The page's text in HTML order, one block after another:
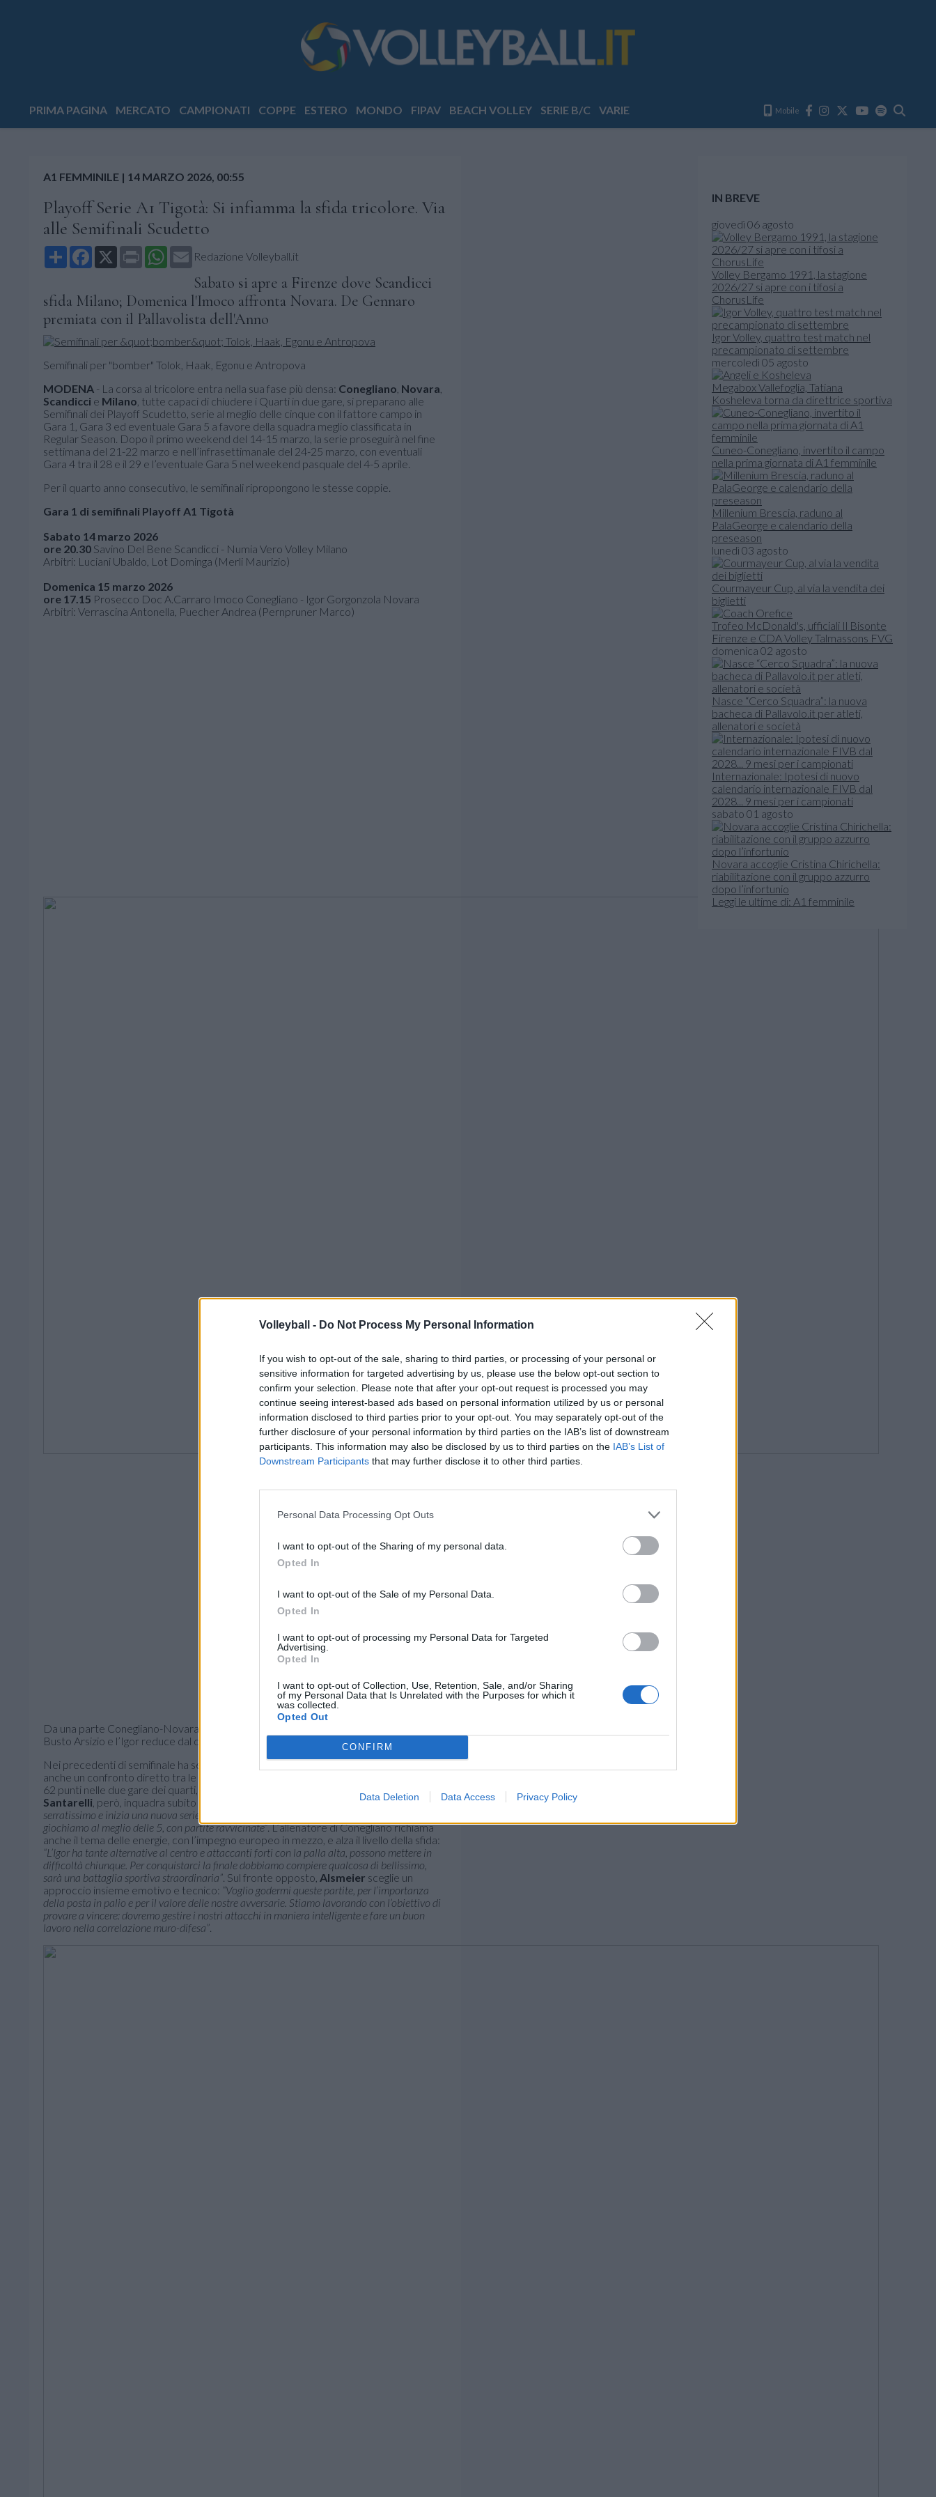
Volleyball - Do Not Process My Personal Information
If you wish to opt-out of the sale, sharing to third parties, or processing of your personal or
sensitive information for targeted advertising by us, please use the below opt-out section to
confirm your selection. Please note that after your opt-out request is processed you may
continue seeing interest-based ads based on personal information utilized by us or personal
information disclosed to third parties prior to your opt-out. You may separately opt-out of the
further disclosure of your personal information by third parties on the IAB’s list of downstream
participants. This information may also be disclosed by us to third parties on the IAB’s List of
Downstream Participants that may further disclose it to other third parties.
Personal Data Processing Opt Outs
I want to opt-out of the Sharing of my personal data.
Opted In
I want to opt-out of the Sale of my Personal Data.
Opted In
I want to opt-out of processing my Personal Data for Targeted
Advertising.
Opted In
I want to opt-out of Collection, Use, Retention, Sale, and/or Sharing
of my Personal Data that Is Unrelated with the Purposes for which it
was collected.
Opted Out
CONFIRM
Data Deletion Data Access Privacy Policy
PRIMA PAGINA MERCATO CAMPIONATI COPPE ESTERO MONDO FIPAV BEACH VOLLEY SERIE B/C VARIE Mobile
A1 FEMMINILE | 14 MARZO 2026, 00:55
Playoff Serie A1 Tigotà: Si infiamma la sfida tricolore. Via
alle Semifinali Scudetto
Share Facebook
X Print WhatsApp
Email
Redazione Volleyball.it
Sabato si apre a Firenze dove Scandicci
sfida Milano; Domenica l'Imoco affronta Novara. De Gennaro
premiata con il Pallavolista dell'Anno
Semifinali per "bomber" Tolok, Haak, Egonu e Antropova
MODENA - La corsa al tricolore entra nella sua fase più densa: Conegliano Novara
Scandicci e Milano , tutte capaci di chiudere i Quarti in due gare, si preparano alle
Semifinali dei Playoff Scudetto, serie al meglio delle cinque con il fattore campo in
Gara 1, Gara 3 ed eventuale Gara 5 a favore della squadra meglio classificata in
Regular Season. Dopo il primo weekend del 14-15 marzo, la serie proseguirà nel fine
settimana del 21-22 marzo e nell’infrasettimanale del 24-25 marzo, con eventuali
Gara 4 tra il 28 e il 29 e l’eventuale Gara 5 nel weekend pasquale del 4-5 aprile.
Per il quarto anno consecutivo, le semifinali ripropongono le stesse coppie.
Gara 1 di semifinali Playoff A1 Tigotà
Sabato 14 marzo 2026
ore 20.30 Savino Del Bene Scandicci - Numia Vero Volley Milano
Arbitri: Luciani Ubaldo, Lot Dominga (Merli Maurizio)
Domenica 15 marzo 2026
ore 17.15 Prosecco Doc A.Carraro Imoco Conegliano - Igor Gorgonzola Novara
Arbitri: Verrascina Antonella, Puecher Andrea (Pernpruner Marco)
Da una parte Conegliano-Novara, con le campionesse in carica che hanno superato
Busto Arsizio e l’Igor reduce dal derby vinto contro Chieri.
Nei precedenti di semifinale ha sempre avuto la meglio Conegliano. La sfida promette
anche un confronto diretto tra le migliori realizzatrici di questi playoff:
62 punti nelle due gare dei quarti,
Santarelli , però, inquadra subito la serie per quello che è:
“Siamo ai play-off, il ritmo è
serratissimo e inizia una nuova serie. Con Novara ci conosciamo abbastanza bene, ma ora
giochiamo al meglio delle 5, con partite ravvicinate”. L’allenatore di Conegliano richiama
anche il tema delle energie, con l’impegno europeo in mezzo, e alza il livello della sfida:
“L’Igor ha tante alternative al centro e attaccanti forti con la palla alta, possono mettere in
difficoltà chiunque. Per conquistarci la finale dobbiamo compiere qualcosa di bellissimo,
sarà una battaglia sportiva straordinaria”. Sul fronte opposto, Alsmeier sceglie un
approccio insieme emotivo e tecnico: “Voglio godermi queste partite, per l’importanza
della posta in palio e per il valore delle nostre avversarie. Stiamo lavorando con l’obiettivo di
provare a vincere: dovremo gestire i nostri attacchi in maniera intelligente e fare un buon
lavoro nella correlazione muro-difesa”.
IN BREVE
giovedì 06 agosto
Volley Bergamo 1991, la stagione
2026/27 si apre con i tifosi a
ChorusLife
Igor Volley, quattro test match nel
precampionato di settembre
mercoledì 05 agosto
Megabox Vallefoglia, Tatiana
Kosheleva torna da direttrice sportiva
Cuneo-Conegliano, invertito il campo
nella prima giornata di A1 femminile
Millenium Brescia, raduno al
PalaGeorge e calendario della
preseason
lunedì 03 agosto
Courmayeur Cup, al via la vendita dei
biglietti
Trofeo McDonald's, ufficiali Il Bisonte
Firenze e CDA Volley Talmassons FVG
domenica 02 agosto
Nasce “Cerco Squadra”: la nuova
bacheca di Pallavolo.it per atleti,
allenatori e società
Internazionale: Ipotesi di nuovo
calendario internazionale FIVB dal
2028... 9 mesi per i campionati
sabato 01 agosto
Novara accoglie Cristina Chirichella:
riabilitazione con il gruppo azzurro
dopo l’infortunio
Leggi le ultime di: A1 femminile